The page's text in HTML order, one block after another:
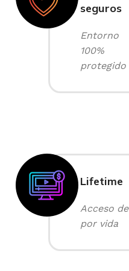
seguros
Entorno
100%
protegido
Lifetime
Acceso de
por vida